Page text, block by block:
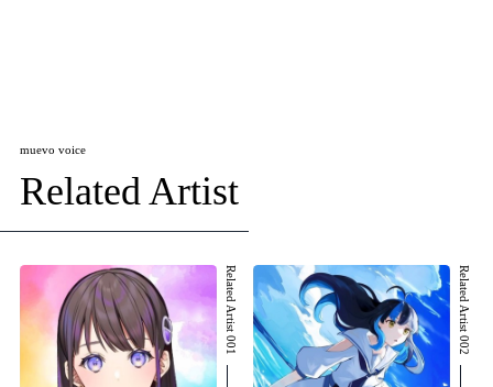
muevo voice
Related Artist
Related Artist 001 Related Artist 002